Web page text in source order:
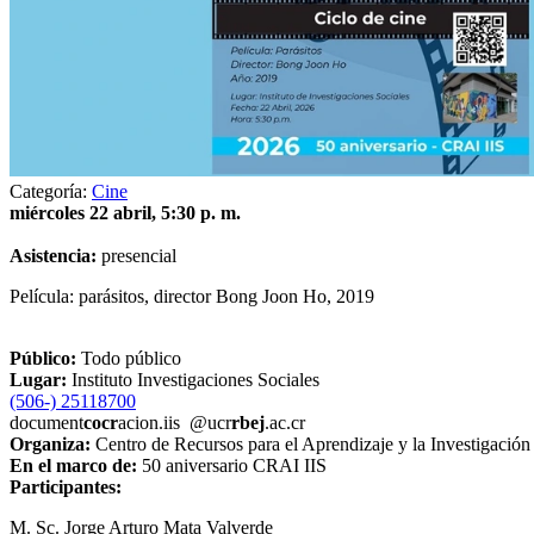
Categoría: Cine
miércoles 22 abril, 5:30 p. m.
Asistencia: presencial
Película: parásitos, director Bong Joon Ho, 2019
Público: Todo público
Lugar: Instituto Investigaciones Sociales
(506-) 25118700
documentcocracion.iis @ucrrbej.ac.cr
Organiza: Centro de Recursos para el Aprendizaje y la
En el marco de: 50 aniversario CRAI IIS
Participantes:
M. Sc. Jorge Arturo Mata Valverde